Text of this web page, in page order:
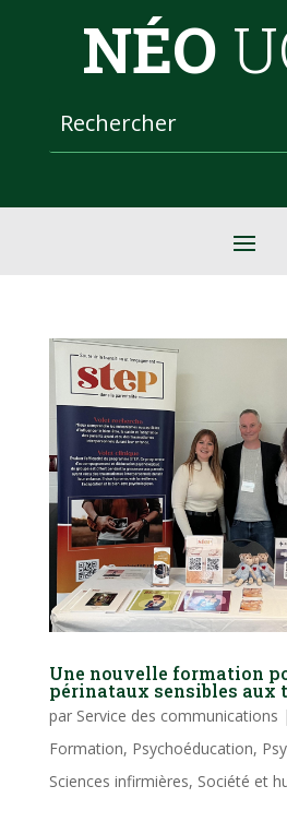
NÉO
Une nouvelle formation
périnataux sensibles aux
par Service des communications |
Formation, Psychoéducation,
Sciences infirmières, Société et